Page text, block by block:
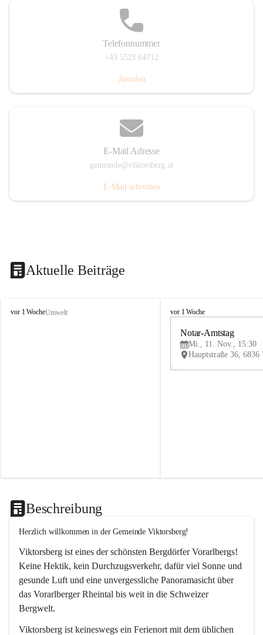
Telefonnummer
+43 5523 64712
Anrufen
E-Mail Adresse
gemeinde@viktorsberg.at
E-Mail schreiben
Aktuelle Beiträge
V
vor 1 WocheUmwelt
V
vor 1 Woche
Notar-Amtstag
Mi., 11. Nov., 15:30
Beschreibung
Herzlich willkommen in der Gemeinde Viktorsberg!
Viktorsberg ist eines der schönsten Bergdörfer Vorarlbergs!
Keine Hektik, kein Durchzugsverkehr, dafür viel Sonne und
gesunde Luft und eine unvergessliche Panoramasicht über
das Vorarlberger Rheintal bis weit in die Schweizer
Bergwelt.
Viktorsberg ist keineswegs ein Ferienort mit dem üblichen